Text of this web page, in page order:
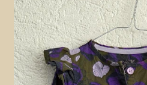
Winkelmand
Linkjes